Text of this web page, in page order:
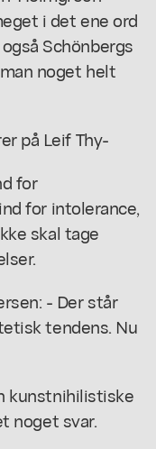
i det ene ord
Schönbergs
noget helt
på Leif Thy-
for
for intolerance,
skal tage
- Der står
tendens. Nu
kunstnihilistiske
noget svar.